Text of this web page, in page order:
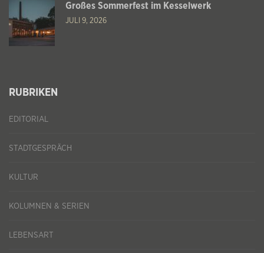
Großes Sommerfest im Kesselwerk
JULI 9, 2026
RUBRIKEN
EDITORIAL
STADTGESPRÄCH
KULTUR
KOLUMNEN & SERIEN
LEBENSART